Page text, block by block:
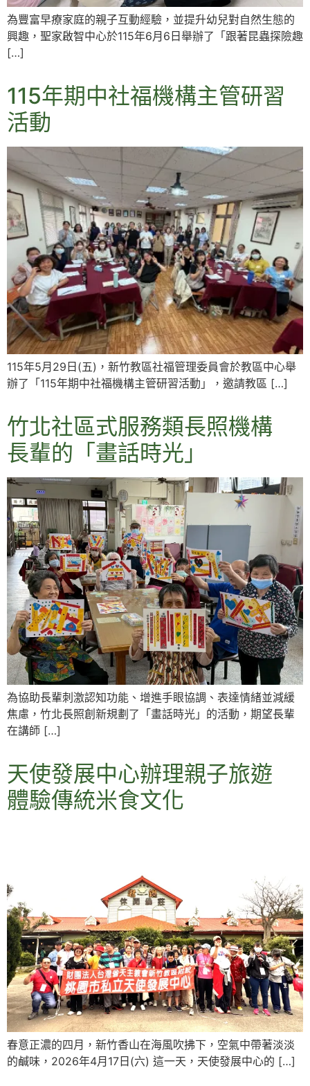
為豐富早療家庭的親子互動經驗，並提升幼兒對自然生態的
興趣，聖家啟智中心於115年6月6日舉辦了「跟著昆蟲探險趣
[…]
115年期中社福機構主管研習
活動
115年5月29日(五)，新竹教區社福管理委員會於教區中心舉
辦了「115年期中社福機構主管研習活動」，邀請教區 […]
竹北社區式服務類長照機構
長輩的「畫話時光」
為協助長輩刺激認知功能、增進手眼協調、表達情緒並減緩
焦慮，竹北長照創新規劃了「畫話時光」的活動，期望長輩
在講師 […]
天使發展中心辦理親子旅遊
體驗傳統米食文化
春意正濃的四月，新竹香山在海風吹拂下，空氣中帶著淡淡
的鹹味，2026年4月17日(六) 這一天，天使發展中心的 […]